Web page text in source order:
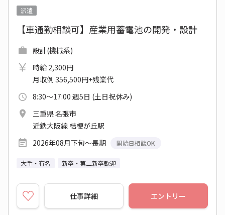
派遣
【車通勤相談可】産業用蓄電池の開発・設計
設計(機械系)
時給 2,300円
月収例 356,500円+残業代
8:30～17:00 週5日 (土日祝休み)
三重県 名張市
近鉄大阪線 桔梗が丘駅
2026年08月下旬～長期
開始日相談OK
大手・有名 新卒・第二新卒歓迎
仕事詳細 エントリー